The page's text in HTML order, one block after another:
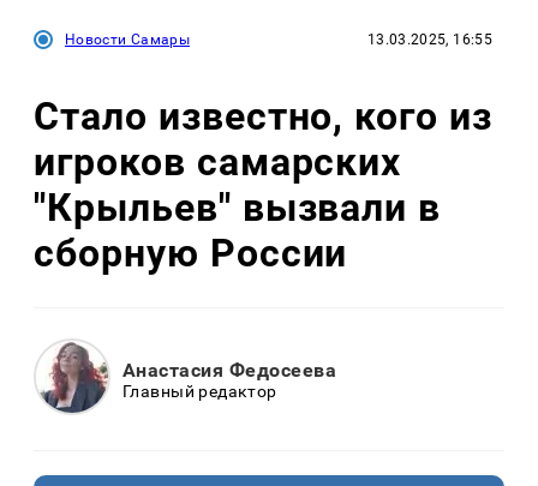
Новости Самары 13.03.2025, 16:55
Стало известно, кого из
игроков самарских
"Крыльев" вызвали в
сборную России
Анастасия Федосеева
Главный редактор